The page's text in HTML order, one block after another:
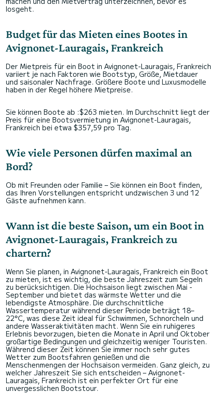
losgeht.
Budget für das Mieten eines Bootes in
Avignonet-Lauragais, Frankreich
Der Mietpreis für ein Boot in Avignonet-Lauragais, Frankreich
variiert je nach Faktoren wie Bootstyp, Größe, Mietdauer
und saisonaler Nachfrage. Größere Boote und Luxusmodelle
haben in der Regel höhere Mietpreise.
Sie können Boote ab :$263 mieten. Im Durchschnitt liegt der
Preis für eine Bootsvermietung in Avignonet-Lauragais,
Frankreich bei etwa $357,59 pro Tag.
Wie viele Personen dürfen maximal an
Bord?
Ob mit Freunden oder Familie – Sie können ein Boot finden,
das Ihren Vorstellungen entspricht undzwischen 3 und 12
Gäste aufnehmen kann.
Wann ist die beste Saison, um ein Boot in
Avignonet-Lauragais, Frankreich zu
chartern?
Wenn Sie planen, in Avignonet-Lauragais, Frankreich ein Boot
zu mieten, ist es wichtig, die beste Jahreszeit zum Segeln
zu berücksichtigen. Die Hochsaison liegt zwischen Mai -
September und bietet das wärmste Wetter und die
lebendigste Atmosphäre. Die durchschnittliche
Wassertemperatur während dieser Periode beträgt 18–
22°C, was diese Zeit ideal für Schwimmen, Schnorcheln und
andere Wasseraktivitäten macht. Wenn Sie ein ruhigeres
Erlebnis bevorzugen, bieten die Monate in April und Oktober
großartige Bedingungen und gleichzeitig weniger Touristen.
Während dieser Zeit können Sie immer noch sehr gutes
Wetter zum Bootsfahren genießen und die
Menschenmengen der Hochsaison vermeiden. Ganz gleich, zu
welcher Jahreszeit Sie sich entscheiden – Avignonet-
Lauragais, Frankreich ist ein perfekter Ort für eine
unvergesslichen Bootstour.